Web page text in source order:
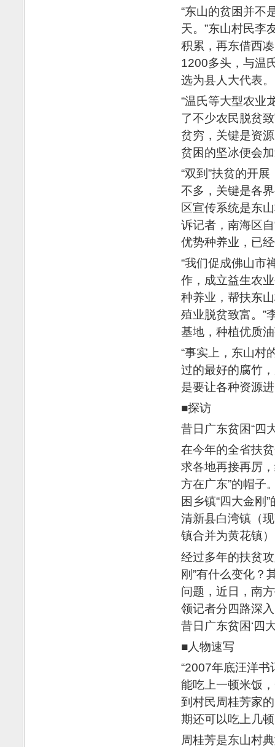
“东山的贫困并不
天。”东山村民李
积累，再东借西
1200多头，与温
选为县人大代表。
“温氏等大型农业
了不少农民脱贫
贫穷，关键是资
贫困的坚冰便会
“双到”扶贫的开
不多，关键是各
区宣传系统是东
诉记者，南海区
优势种养业，已
“我们促成佛山市
作，成立益生农
种养业，帮扶东
殖业脱贫致富。”
基地，种植优质
“事实上，东山村
过的最好的腐竹
是要让各种资源
■探访
昔日广东贫困“四
在今年的全省扶
求各地再接再厉
方在广东”的帽子
困乡镇“四大金刚
清新县白湾镇（
镇合并为黄花镇
经过多年的扶贫
刚”有什么变化？
问题，近日，南
领记者分四路深
昔日广东贫困‘四
■人物速写
“2007年底汪洋
能吃上一顿米饭
到村民周桂芳家
期还可以吃上几
周桂芳是东山村